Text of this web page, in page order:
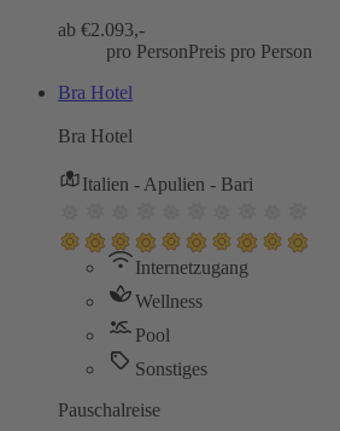
ab €2.093,-
pro PersonPreis pro Person
Bra Hotel
Bra Hotel
Italien - Apulien - Bari
Internetzugang
Wellness
Pool
Sonstiges
Pauschalreise